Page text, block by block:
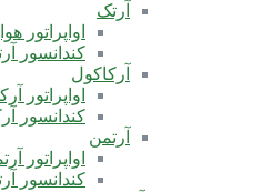
آرتک
اواپراتور
کندانسور
آرکاکول
اواپراتور
کندانسور
آرتمن
اواپراتور
کندانسور